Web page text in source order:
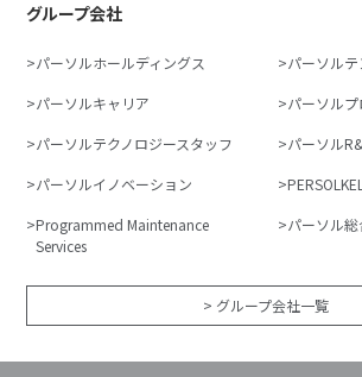
グループ会社
パーソルホールディングス
パーソル
パーソルキャリア
パーソル
パーソルテクノロジースタッフ
パーソル
パーソルイノベーション
Programmed Maintenance
Services
パーソル
> グループ会社一覧